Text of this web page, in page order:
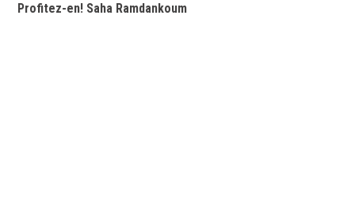
Profitez-en! Saha Ramdankoum